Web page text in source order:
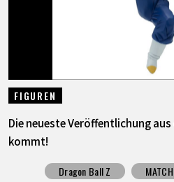
FIGUREN
Die neueste Veröffentlichung aus
kommt!
Dragon Ball Z